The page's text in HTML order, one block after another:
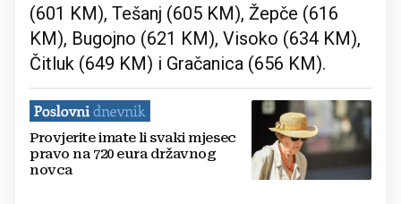
(601 KM), Tešanj (605 KM), Žepče (616
KM), Bugojno (621 KM), Visoko (634 KM),
Čitluk (649 KM) i Gračanica (656 KM).
Provjerite imate li svaki mjesec
pravo na 720 eura državnog
novca